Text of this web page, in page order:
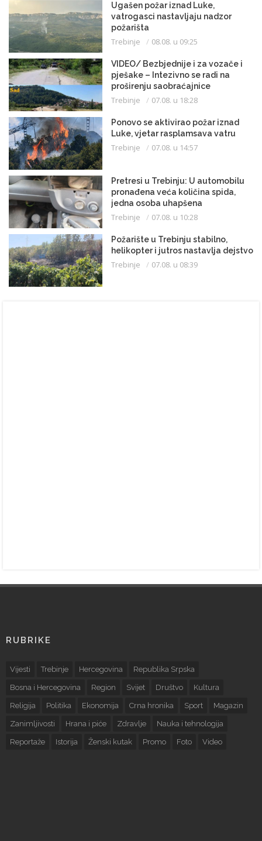
Ugašen požar iznad Luke,
vatrogasci nastavljaju nadzor
požarišta
Trebinje 08.08. u 09:25
VIDEO/ Bezbjednije i za vozače i
pješake – Intezivno se radi na
proširenju saobraćajnice
Trebinje 07.08. u 18:28
Ponovo se aktivirao požar iznad
Luke, vjetar rasplamsava vatru
Trebinje 07.08. u 14:57
Pretresi u Trebinju: U automobilu
pronađena veća količina spida,
jedna osoba uhapšena
Trebinje 07.08. u 10:28
Požarište u Trebinju stabilno,
helikopter i jutros nastavlja dejstvo
Trebinje 07.08. u 08:39
RUBRIKE
Vijesti Trebinje Hercegovina Republika Srpska
Bosna i Hercegovina Region Svijet Društvo Kultura
Religija Politika Ekonomija Crna hronika Sport Magazin
Zanimljivosti Hrana i piće Zdravlje Nauka i tehnologija
Reportaže Istorija Ženski kutak Promo Foto Video